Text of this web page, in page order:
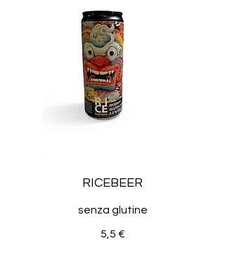
RICEBEER
senza glutine
5,5 €